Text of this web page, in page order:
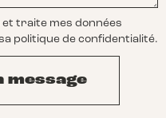
traite mes données
politique de confidentialité.